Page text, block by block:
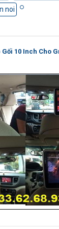
noi
10 Inch Cho